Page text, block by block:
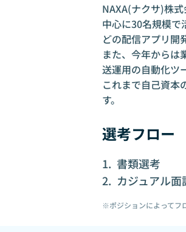
NAXA(ナクサ)株
中心に30名規模で
どの配信アプリ開
また、今年からは
送運用の自動化ツ
これまで自己資本
す。
選考フロー
書類選考
カジュアル面
※ポジションによってフ